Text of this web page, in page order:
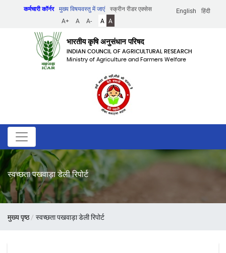
English हिंदी
कर्मचारी कॉर्नर मुख्य विषयवस्तु में जाएं
स्क्रीन रीडर एक्सेस
A+
A A- A A
भारतीय कृषि अनुसंधान परिषद
INDIAN COUNCIL OF AGRICULTURAL RESEARCH
Ministry of Agriculture and Farmers Welfare
स्वच्छता पखवाड़ा डेली रिपोर्ट
पग
मुख्य पृष्ठ स्वच्छता पखवाड़ा डेली रिपोर्ट